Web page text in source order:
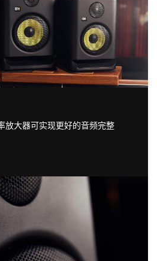
放大器可实现更好的音频完整